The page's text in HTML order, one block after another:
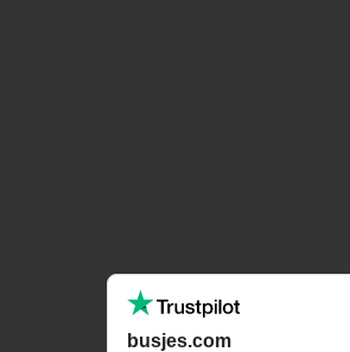
busjes.com